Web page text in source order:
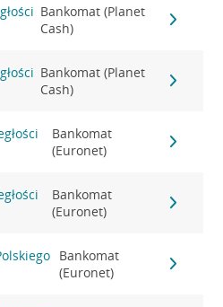
Bankomat (Planet
Cash)
Bankomat (Planet
Cash)
Bankomat
(Euronet)
Bankomat
(Euronet)
Bankomat
(Euronet)